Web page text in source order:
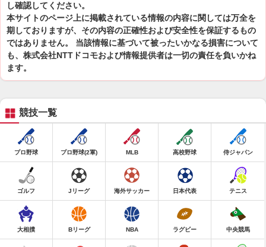
し確認してください。
本サイトのページ上に掲載されている情報の内容に関しては万全を
期しておりますが、その内容の正確性および安全性を保証するもの
ではありません。 当該情報に基づいて被ったいかなる損害について
も、株式会社NTTドコモおよび情報提供者は一切の責任を負いかね
ます。
競技一覧
プロ野球 プロ野球(2軍) MLB 高校野球 侍ジャパン
ゴルフ Jリーグ 海外サッカー 日本代表 テニス
大相撲 Bリーグ NBA ラグビー 中央競馬